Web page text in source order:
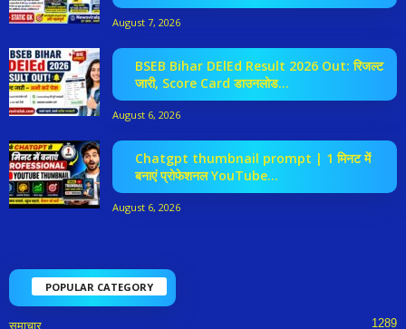
August 7, 2026
BSEB Bihar DElEd Result 2026 Out: रिजल्ट
जारी, Score Card डाउनलोड...
August 6, 2026
Chatgpt thumbnail prompt | 1 मिनट में
बनाएं प्रोफेशनल YouTube...
August 6, 2026
POPULAR CATEGORY
समाचार 1289